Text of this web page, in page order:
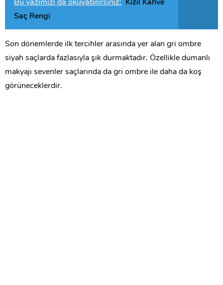
Bu yazımızı da okuyabilirsiniz:
Kızıl Kahve
Saç Rengi
Son dönemlerde ilk tercihler arasında yer alan gri ombre
siyah saçlarda fazlasıyla şık durmaktadır. Özellikle dumanlı
makyajı sevenler saçlarında da gri ombre ile daha da koş
görüneceklerdir.